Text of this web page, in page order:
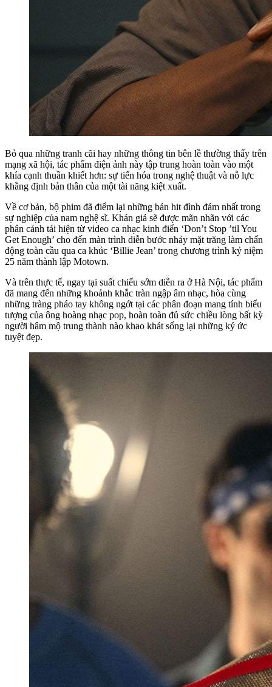
Bỏ qua những tranh cãi hay những thông tin bên lề thường thấy trên
mạng xã hội, tác phẩm điện ảnh này tập trung hoàn toàn vào một
khía cạnh thuần khiết hơn: sự tiến hóa trong nghệ thuật và nỗ lực
khẳng định bản thân của một tài năng kiệt xuất.
Về cơ bản, bộ phim đã điểm lại những bản hit đình đám nhất trong
sự nghiệp của nam nghệ sĩ. Khán giả sẽ được mãn nhãn với các
phân cảnh tái hiện từ video ca nhạc kinh điển ‘Don’t Stop ’til You
Get Enough’ cho đến màn trình diễn bước nhảy mặt trăng làm chấn
động toàn cầu qua ca khúc ‘Billie Jean’ trong chương trình kỷ niệm
25 năm thành lập Motown.
Và trên thực tế, ngay tại suất chiếu sớm diễn ra ở Hà Nội, tác phẩm
đã mang đến những khoảnh khắc tràn ngập âm nhạc, hòa cùng
những tràng pháo tay không ngớt tại các phân đoạn mang tính biểu
tượng của ông hoàng nhạc pop, hoàn toàn đủ sức chiều lòng bất kỳ
người hâm mộ trung thành nào khao khát sống lại những ký ức
tuyệt đẹp.